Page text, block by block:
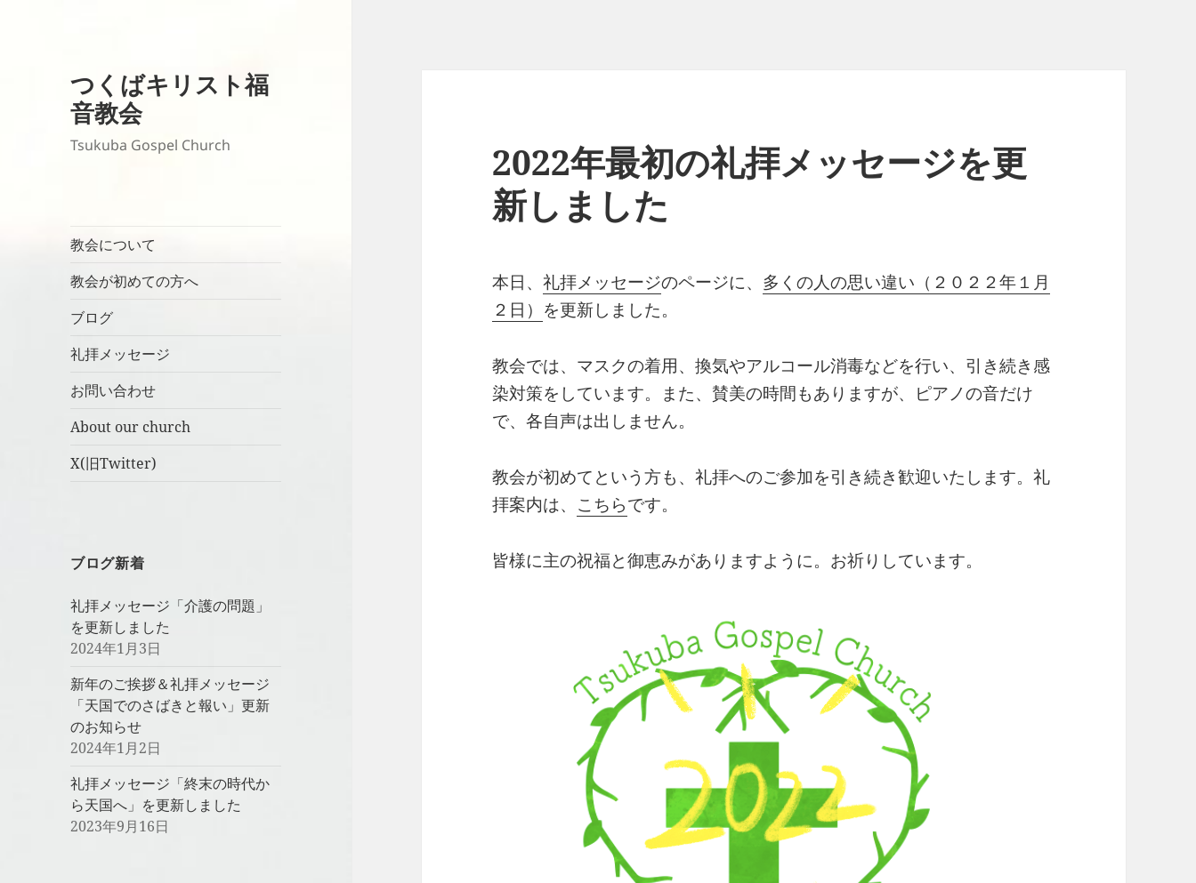
つくばキリスト福
音教会
Tsukuba Gospel Church
教会について
教会が初めての方へ
ブログ
礼拝メッセージ
お問い合わせ
About our church
X(旧Twitter)
ブログ新着
礼拝メッセージ「介護の問題」
を更新しました
2024年1月3日
新年のご挨拶＆礼拝メッセージ
「天国でのさばきと報い」更新
のお知らせ
2024年1月2日
礼拝メッセージ「終末の時代か
ら天国へ」を更新しました
2023年9月16日
2022年最初の礼拝メッセージを更
新しました
本日、礼拝メッセージのページに、 多くの人の思い違い（２０２２年１月
２日） を更新しました。
教会では、マスクの着用、換気やアルコール消毒などを行い、引き続き感
染対策をしています。また、賛美の時間もありますが、ピアノの音だけ
で、各自声は出しません。
教会が初めてという方も、礼拝へのご参加を引き続き歓迎いたします。礼
拝案内は、 こちらです。
皆様に主の祝福と御恵みがありますように。お祈りしています。